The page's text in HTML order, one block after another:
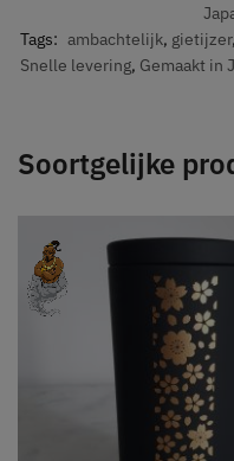
Tags: ambachtelijk, gietijzer,
Snelle levering, Gemaakt in
Soortgelijke